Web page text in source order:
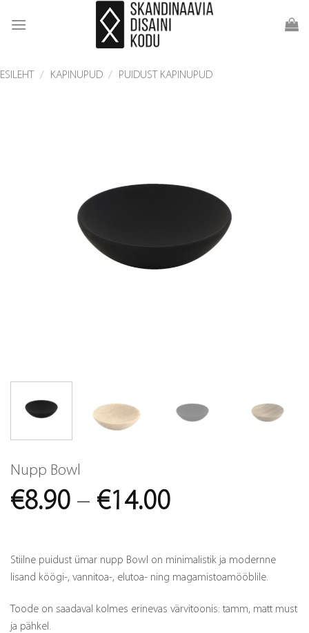
ESILEHT / KAPINUPUD / PUIDUST KAPINUPUD
Nupp Bowl
€8.90 – €14.00Price
€8.90
through
€14.00
Stiilne puidust ümar nupp Bowl on minimalistik ja modernne
lisand köögi-, vannitoa-, elutoa- ning magamistoamööblile.
Toode on saadaval kolmes erinevas värvitoonis: tamm, matt must
ja pähkel.